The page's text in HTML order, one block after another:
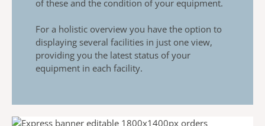
of these and the condition of your equipment.
For a holistic overview you have the option to
displaying several facilities in just one view,
providing you the latest status of your
equipment in each facility.